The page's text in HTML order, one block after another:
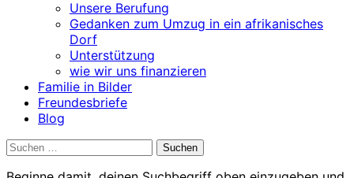
Unsere Berufung
Gedanken zum Umzug in ein afrikanisches
Dorf
Unterstützung
wie wir uns finanzieren
Familie in Bilder
Freundesbriefe
Blog
Suchen